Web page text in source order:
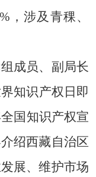
，涉及青稞、
成员、副局长
知识产权日即
国知识产权宣
绍西藏自治区
展、维护市场